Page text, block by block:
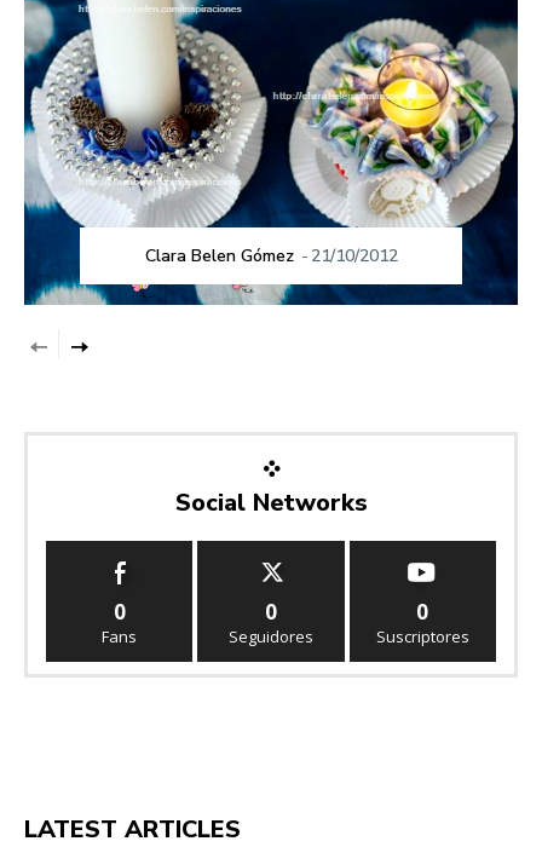
Clara Belen Gómez - 21/10/2012
Social Networks
0
Fans
0
Seguidores
0
Suscriptores
LATEST ARTICLES